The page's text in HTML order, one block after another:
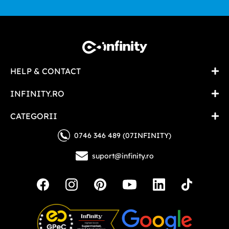
HELP & CONTACT
INFINITY.RO
CATEGORII
0746 346 489 (07INFINITY)
suport@infinity.ro